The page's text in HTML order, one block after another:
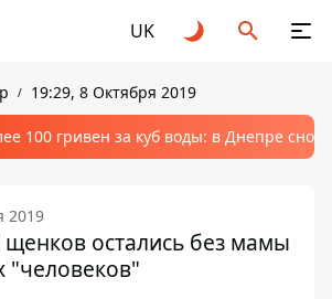
UK
19:29, 8 Октября 2019
100 гривен за куб воды: в Днепре
2019
остались без мамы
"человеков"